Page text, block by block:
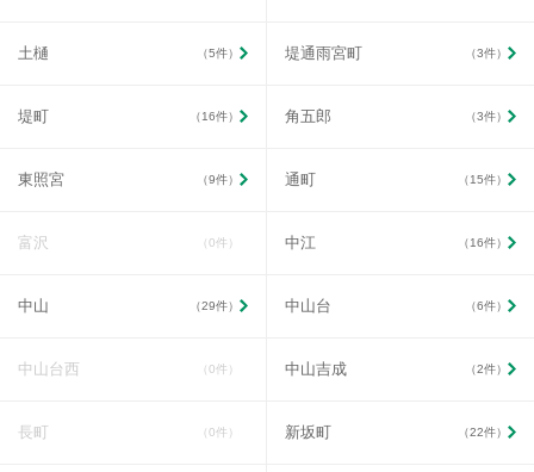
土樋 （5件） 堤通雨宮町 （3件）
堤町 （16件） 角五郎 （3件）
東照宮 （9件） 通町 （15件）
富沢 （0件） 中江 （16件）
中山 （29件） 中山台 （6件）
中山台西 （0件） 中山吉成 （2件）
長町 （0件） 新坂町 （22件）